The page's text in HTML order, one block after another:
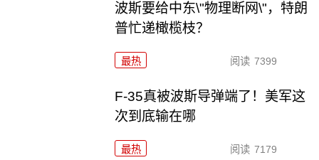
波斯要给中东\"物理断网\"，特朗
普忙递橄榄枝？
最热 阅读 7399
F-35真被波斯导弹端了！美军这
次到底输在哪
最热 阅读 7179